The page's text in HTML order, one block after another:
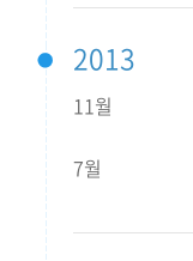
2013
11월
7월